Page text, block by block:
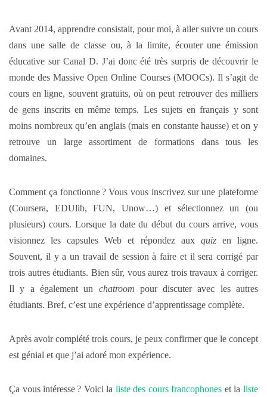
Avant 2014, apprendre consistait, pour moi, à aller suivre un cours
dans une salle de classe ou, à la limite, écouter une émission
éducative sur Canal D. J’ai donc été très surpris de découvrir le
monde des Massive Open Online Courses (MOOCs). Il s’agit de
cours en ligne, souvent gratuits, où on peut retrouver des milliers
de gens inscrits en même temps. Les sujets en français y sont
moins nombreux qu’en anglais (mais en constante hausse) et on y
retrouve un large assortiment de formations dans tous les
domaines.
Comment ça fonctionne ? Vous vous inscrivez sur une plateforme
(Coursera, EDUlib, FUN, Unow…) et sélectionnez un (ou
plusieurs) cours. Lorsque la date du début du cours arrive, vous
visionnez les capsules Web et répondez aux quizen ligne.
Souvent, il y a un travail de session à faire et il sera corrigé par
trois autres étudiants. Bien sûr, vous aurez trois travaux à corriger.
Il y a également un chatroom pour discuter avec les autres
étudiants. Bref, c’est une expérience d’apprentissage complète.
Après avoir complété trois cours, je peux confirmer que le concept
est génial et que j’ai adoré mon expérience.
Ça vous intéresse ? Voici la liste des cours francophones et laliste